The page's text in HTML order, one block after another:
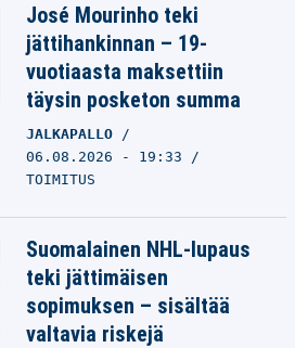
José Mourinho teki
jättihankinnan – 19-
vuotiaasta maksettiin
täysin posketon summa
JALKAPALLO
06.08.2026 - 19:33
TOIMITUS
Suomalainen NHL-lupaus
teki jättimäisen
sopimuksen – sisältää
valtavia riskejä